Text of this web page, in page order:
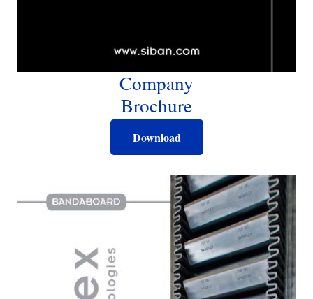
Company
Brochure
Download